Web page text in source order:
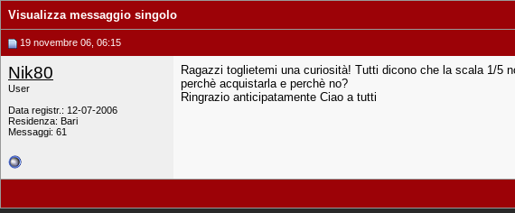
Visualizza messaggio singolo
19 novembre 06, 06:15
Nik80
User
Data registr.: 12-07-2006
Residenza: Bari
Messaggi: 61
Ragazzi toglietemi una curiosità! Tutti dicono che la scala 1/5
perchè acquistarla e perchè no?
Ringrazio anticipatamente Ciao a tutti